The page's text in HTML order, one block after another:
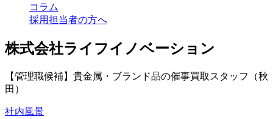
コラム
採用担当者の方へ
株式会社ライフイノベーション
【管理職候補】貴金属・ブランド品の催事買取スタッフ（秋
田）
社内風景